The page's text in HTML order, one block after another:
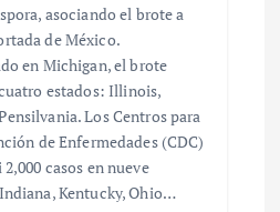
asociando el brote a
de México.
en Michigan, el brote
estados: Illinois,
Los Centros para
de Enfermedades (CDC)
casos en nueve
Kentucky, Ohio…